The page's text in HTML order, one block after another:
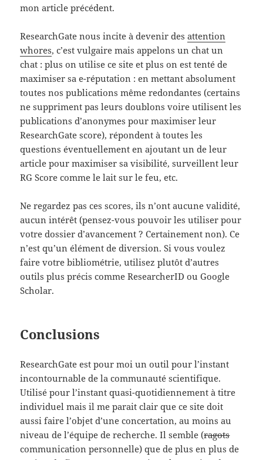
mon article précédent.
ResearchGate nous incite à devenir desattention
whores, c’est vulgaire mais appelons un chat un
chat : plus on utilise ce site et plus on est tenté de
maximiser sa e-réputation : en mettant absolument
toutes nos publications même redondantes (certains
ne suppriment pas leurs doublons voire utilisent les
publications d’anonymes pour maximiser leur
ResearchGate score), répondent à toutes les
questions éventuellement en ajoutant un de leur
article pour maximiser sa visibilité, surveillent leur
RG Score comme le lait sur le feu, etc.
Ne regardez pas ces scores, ils n’ont aucune validité,
aucun intérêt (pensez-vous pouvoir les utiliser pour
votre dossier d’avancement ? Certainement non). Ce
n’est qu’un élément de diversion. Si vous voulez
faire votre bibliométrie, utilisez plutôt d’autres
outils plus précis comme ResearcherID ou Google
Scholar.
Conclusions
ResearchGate est pour moi un outil pour l’instant
incontournable de la communauté scientifique.
Utilisé pour l’instant quasi-quotidiennement à titre
individuel mais il me parait clair que ce site doit
aussi faire l’objet d’une concertation, au moins au
niveau de l’équipe de recherche. Il semble (ragots
communication personnelle) que de plus en plus de